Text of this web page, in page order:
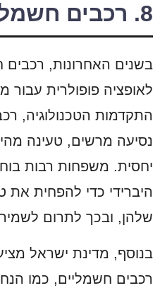
8. רכבים חשמליים והיברידיים
בשנים האחרונות, רכבים
לאופציה פופולרית
התקדמות הטכנולוגיה,
נסיעה מרשים, טעינה
יחסית. משפחות רבות
היברידי כדי להפחית
שלהן, ובכך לתרום
בנוסף, מדינת ישראל
רכבים חשמליים, כמו